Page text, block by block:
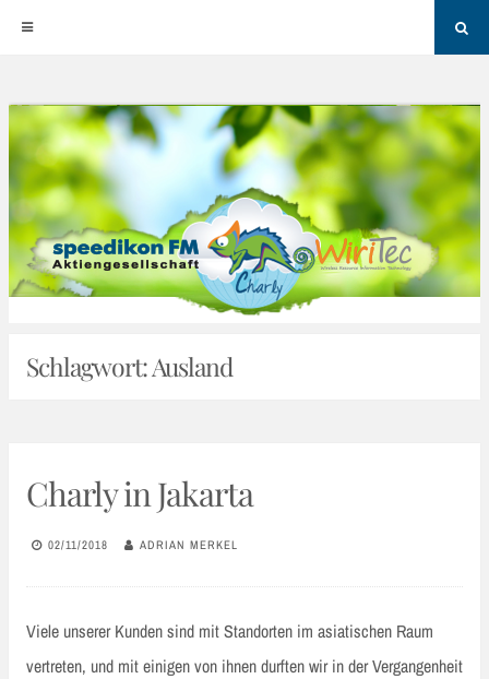
content
Schlagwort:Ausland
Charly in Jakarta
02/11/2018 ADRIAN MERKEL
Viele unserer Kunden sind mit Standorten im asiatischen Raum
vertreten, und mit einigen von ihnen durften wir in der Vergangenheit